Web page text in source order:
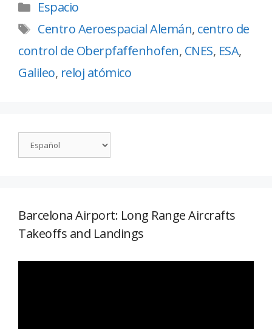
Espacio
Centro Aeroespacial Alemán, centro de
control de Oberpfaffenhofen, CNES, ESA,
Galileo, reloj atómico
Barcelona Airport: Long Range Aircrafts
Takeoffs and Landings